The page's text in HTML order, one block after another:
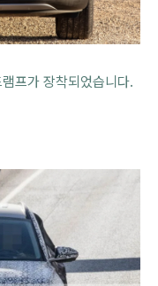
프가 장착되었습니다.